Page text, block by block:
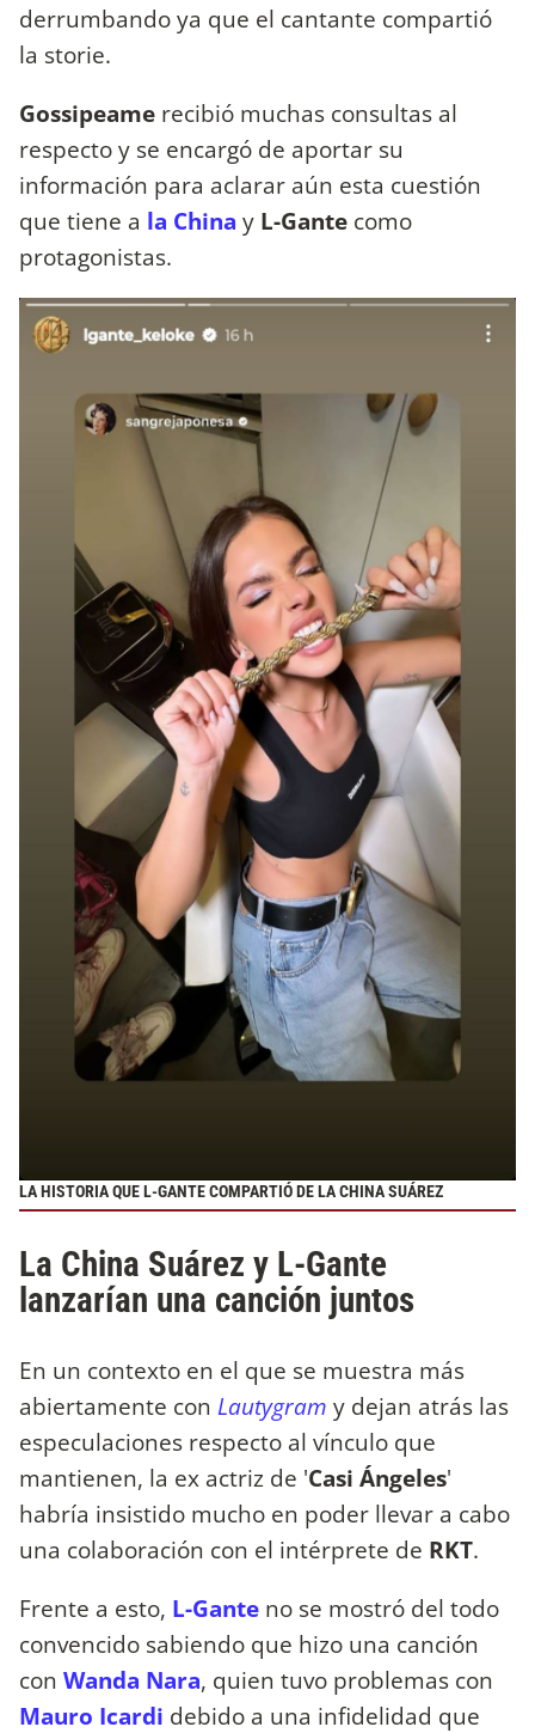
derrumbando ya que el cantante compartió
la storie.
Gossipeame recibió muchas consultas al
respecto y se encargó de aportar su
información para aclarar aún esta cuestión
que tiene a la China y L-Gante como
protagonistas.
LA HISTORIA QUE L-GANTE COMPARTIÓ DE LA CHINA SUÁREZ
La China Suárez y L-Gante
lanzarían una canción juntos
En un contexto en el que se muestra más
abiertamente con Lautygram y dejan atrás las
especulaciones respecto al vínculo que
mantienen, la ex actriz de 'Casi Ángeles'
habría insistido mucho en poder llevar a cabo
una colaboración con el intérprete de RKT.
Frente a esto, L-Gante no se mostró del todo
convencido sabiendo que hizo una canción
con Wanda Nara, quien tuvo problemas con
Mauro Icardi debido a una infidelidad que